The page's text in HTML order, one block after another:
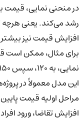
در منحنی نمایی، قیمت
رشد می‌کند. یعنی
افزایش قیمت نیز
نمایی، به ۱۲۰، سپس ۱۵۰، بعد ۲۰۰ و... برسد.
این مدل معمولاً در
مراحل اولیه قیمت پایین
افزایش تقاضا، ورود